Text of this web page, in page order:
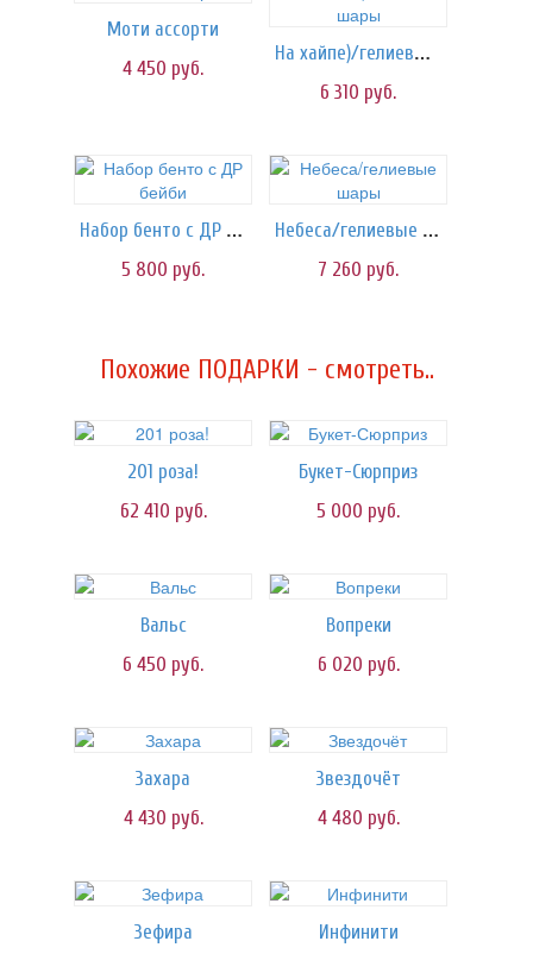
Моти ассорти
4 450 руб.
На хайпе)/гелиевые шары
6 310 руб.
Набор бенто с ДР бейби
5 800 руб.
Небеса/гелиевые шары
7 260 руб.
Похожие ПОДАРКИ - смотреть..
201 роза!
62 410 руб.
Букет-Сюрприз
5 000 руб.
Вальс
6 450 руб.
Вопреки
6 020 руб.
Захара
4 430 руб.
Звездочёт
4 480 руб.
Зефира Инфинити